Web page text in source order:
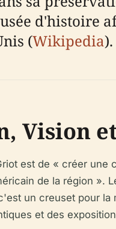
d'histoire
(Wikipedia).
Vision
est de « créer une
de la région ».
un creuset pour la
et des